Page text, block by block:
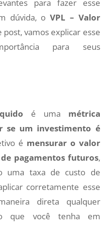
para fazer esse
dúvida, oVPL – Valor
post, vamos explicar esse
para seus
é uma métrica
se um investimento é
é mensurar o valor
pagamentos futuros,
uma taxa de custo de
corretamente esse
direta qualquer
que você tenha em